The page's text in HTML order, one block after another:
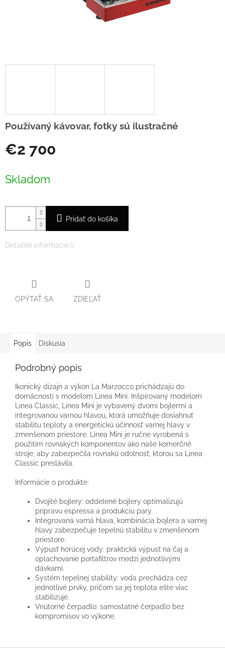
€2 700
cena:
Skladom
Pridať do košíka
Používaný kávovar, fotky sú ilustračné
Detailné informácie
OPÝTAŤ SA ZDIEĽAŤ
Popis Diskusia
Podrobný popis
Ikonický dizajn a výkon La Marzocco prichádzajú do
domácnosti s modelom Linea Mini. Inšpirovaný modelom
Linea Classic, Linea Mini je vybavený dvomi bojlermi a
integrovanou varnou hlavou, ktorá umožňuje dosiahnuť
stabilitu teploty a energetickú účinnosť varnej hlavy v
zmenšenom priestore. Linea Mini je ručne vyrobená s
použitím rovnakých komponentov ako naše komerčné
stroje, aby zabezpečila rovnakú odolnosť, ktorou sa Linea
Classic preslávila.
Informácie o produkte:
Dvojité bojlery: oddelené bojlery optimalizujú
prípravu espressa a produkciu pary.
Integrovaná varná hlava, kombinácia bojlera a varnej
hlavy zabezpečuje tepelnú stabilitu v zmenšenom
priestore.
Výpusť horúcej vody: praktická výpusť na čaj a
oplachovanie portafiltrov medzi jednotlivými
dávkami.
Systém tepelnej stability: voda prechádza cez
jednotlivé prvky, pričom sa jej teplota ešte viac
stabilizuje.
Vnútorné čerpadlo: samostatné čerpadlo bez
kompromisov vo výkone.